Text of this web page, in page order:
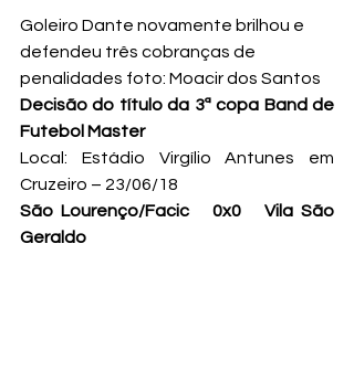
Goleiro Dante novamente brilhou e
defendeu três cobranças de
penalidades foto: Moacir dos Santos
Decisão do título da 3ª copa Band de
Futebol Master
Local: Estádio Virgílio Antunes em
Cruzeiro – 23/06/18
São Lourenço/Facic   0x0   Vila São
Geraldo